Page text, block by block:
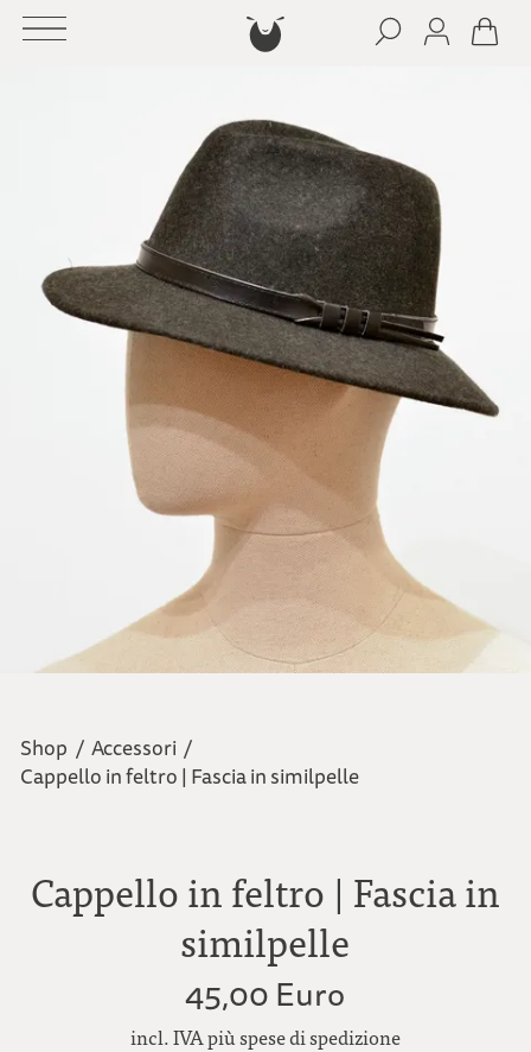
Shop / Accessori /
Cappello in feltro | Fascia in similpelle
Cappello in feltro | Fascia in
similpelle
45,00 Euro
incl. IVA più spese di spedizione